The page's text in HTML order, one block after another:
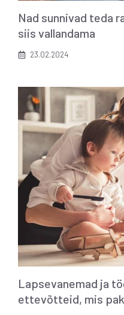
Nad sunnivad teda
siis vallandama
23.02.2024
Lapsevanemad ja
ettevõtteid, mis